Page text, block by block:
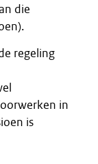
die
regeling
in
is